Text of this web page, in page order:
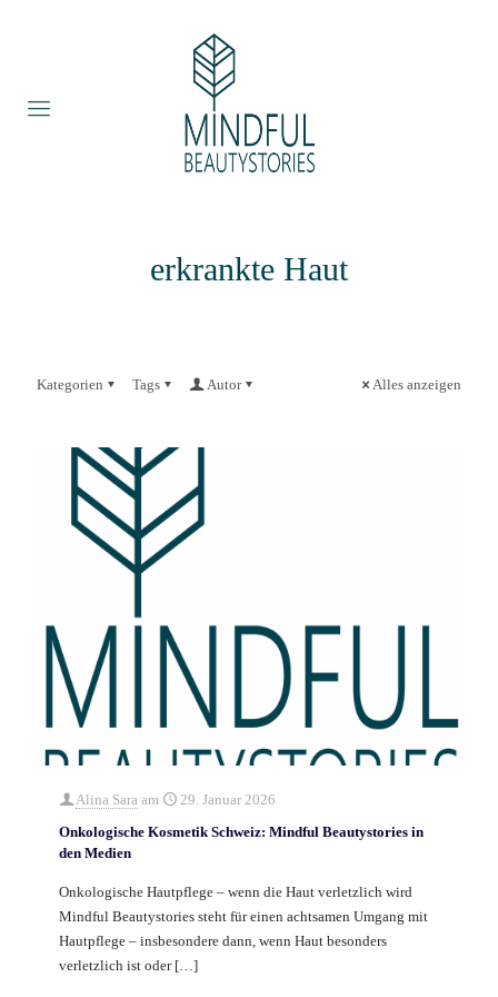
erkrankte Haut
Kategorien Tags Autor Alles anzeigen
Alina Sara am
29. Januar 2026
Onkologische Kosmetik Schweiz: Mindful Beautystories in
den Medien
Onkologische Hautpflege – wenn die Haut verletzlich wird
Mindful Beautystories steht für einen achtsamen Umgang mit
Hautpflege – insbesondere dann, wenn Haut besonders
verletzlich ist oder[…]